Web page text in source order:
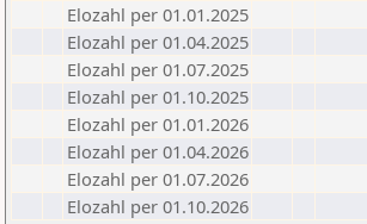
Elozahl per 01.01.2025
Elozahl per 01.04.2025
Elozahl per 01.07.2025
Elozahl per 01.10.2025
Elozahl per 01.01.2026
Elozahl per 01.04.2026
Elozahl per 01.07.2026
Elozahl per 01.10.2026